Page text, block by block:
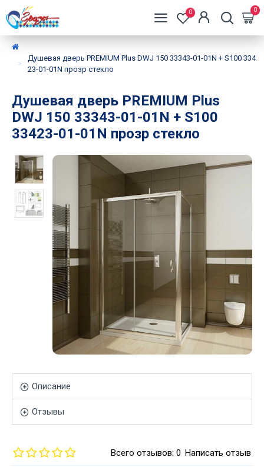
0 0
Душевая дверь PREMIUM Plus DWJ 150 33343-01-01N + S100 334
23-01-01N прозр стекло
Душевая дверь PREMIUM Plus
DWJ 150 33343-01-01N + S100
33423-01-01N прозр стекло
Описание
Отзывы
Всего отзывов: 0 Написать отзыв